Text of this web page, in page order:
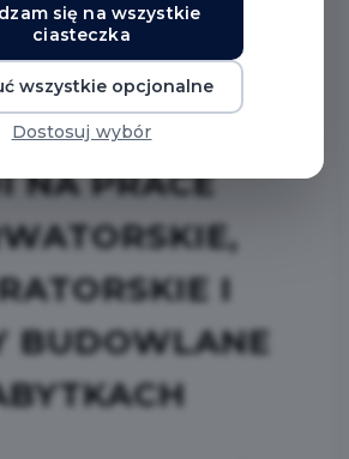
PRUSZCZ
W SPRAWIE
NA PRACE
I
BUDOWLANE
się na wszystkie
ciasteczka
wszystkie opcjonalne
Dostosuj wybór